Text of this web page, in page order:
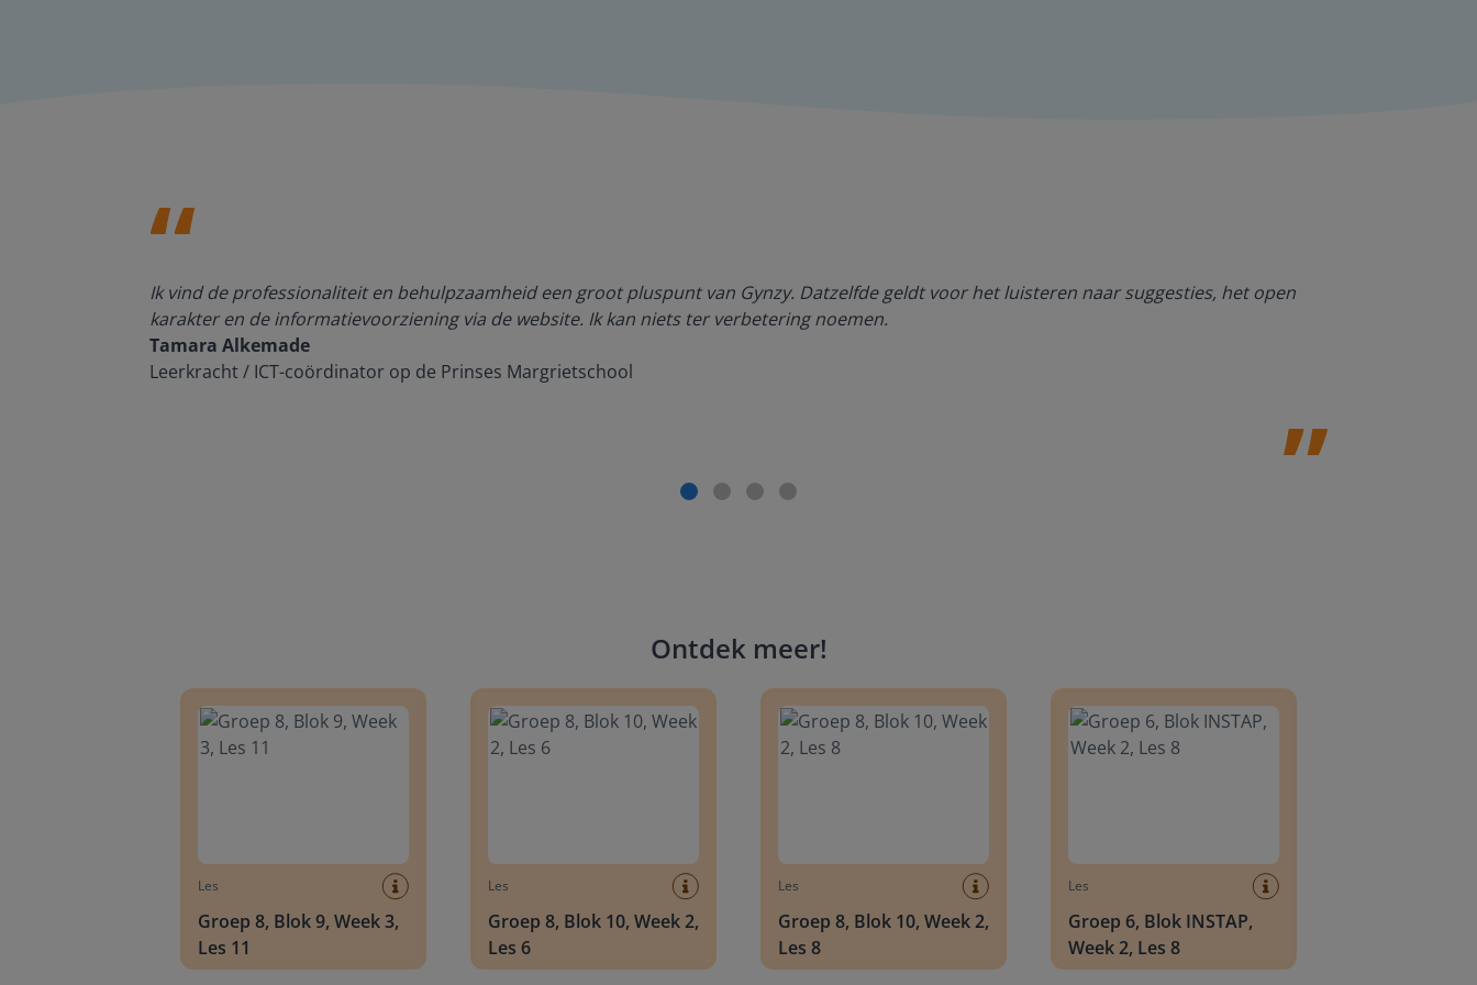
Ik vind de professionaliteit en behulpzaamheid een groot pluspunt van Gynzy. Datzelfde geldt voor het luisteren naar suggesties, het open
karakter en de informatievoorziening via de website. Ik kan niets ter verbetering noemen.
Tamara Alkemade
Leerkracht / ICT-coördinator op de Prinses Margrietschool
Ontdek meer!
Les
Groep 8, Blok 9, Week 3,
Les 11
Les
Groep 8, Blok 10, Week 2,
Les 6
Les
Groep 8, Blok 10, Week 2,
Les 8
Les
Groep 6, Blok INSTAP,
Week 2, Les 8